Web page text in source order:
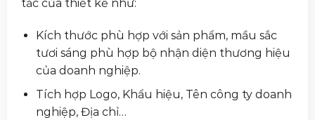
tắc của thiết kế như:
Kích thước phù hợp với sản phẩm, mầu sắc
tươi sáng phù hợp bộ nhận diện thương hiệu
của doanh nghiệp.
Tích hợp Logo, Khẩu hiệu, Tên công ty doanh
nghiệp, Địa chỉ…